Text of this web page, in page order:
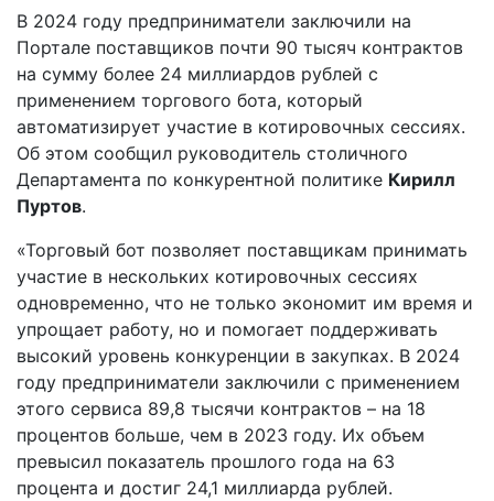
10.02.2025
В 2024 году предприниматели заключили на
Портале поставщиков почти 90 тысяч контрактов
на сумму более 24 миллиардов рублей с
применением торгового бота, который
автоматизирует участие в котировочных сессиях.
Об этом сообщил руководитель столичного
Департамента по конкурентной политике Кирилл
Пуртов.
«Торговый бот позволяет поставщикам принимать
участие в нескольких котировочных сессиях
одновременно, что не только экономит им время и
упрощает работу, но и помогает поддерживать
высокий уровень конкуренции в закупках. В 2024
году предприниматели заключили с применением
этого сервиса 89,8 тысячи контрактов – на 18
процентов больше, чем в 2023 году. Их объем
превысил показатель прошлого года на 63
процента и достиг 24,1 миллиарда рублей.